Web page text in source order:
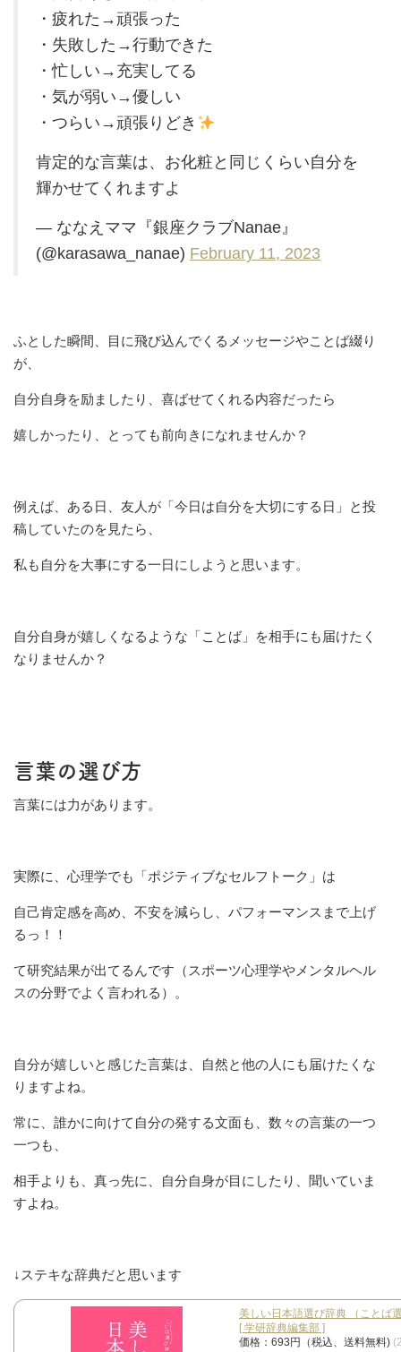
・疲れた→頑張った
・失敗した→行動できた
・忙しい→充実してる
・気が弱い→優しい
・つらい→頑張りどき
肯定的な言葉は、お化粧と同じくらい自分を
輝かせてくれますよ
— ななえママ『銀座クラブNanae』
(@karasawa_nanae) February 11, 2023
ふとした瞬間、目に飛び込んでくるメッセージやことば綴り
が、
自分自身を励ましたり、喜ばせてくれる内容だったら
嬉しかったり、とっても前向きになれませんか？
例えば、ある日、友人が「今日は自分を大切にする日」と投
稿していたのを見たら、
私も自分を大事にする一日にしようと思います。
自分自身が嬉しくなるような「ことば」を相手にも届けたく
なりませんか？
言葉の選び方
言葉には力があります。
実際に、心理学でも「ポジティブなセルフトーク」は
自己肯定感を高め、不安を減らし、パフォーマンスまで上げ
るっ！！
て研究結果が出てるんです（スポーツ心理学やメンタルヘル
スの分野でよく言われる）。
自分が嬉しいと感じた言葉は、自然と他の人にも届けたくな
りますよね。
常に、誰かに向けて自分の発する文面も、数々の言葉の一つ
一つも、
相手よりも、真っ先に、自分自身が目にしたり、聞いていま
すよね。
↓ステキな辞典だと思います
美しい日本語選び辞典 （ことば
[ 学研辞典編集部 ]
価格：693円（税込、送料無料)